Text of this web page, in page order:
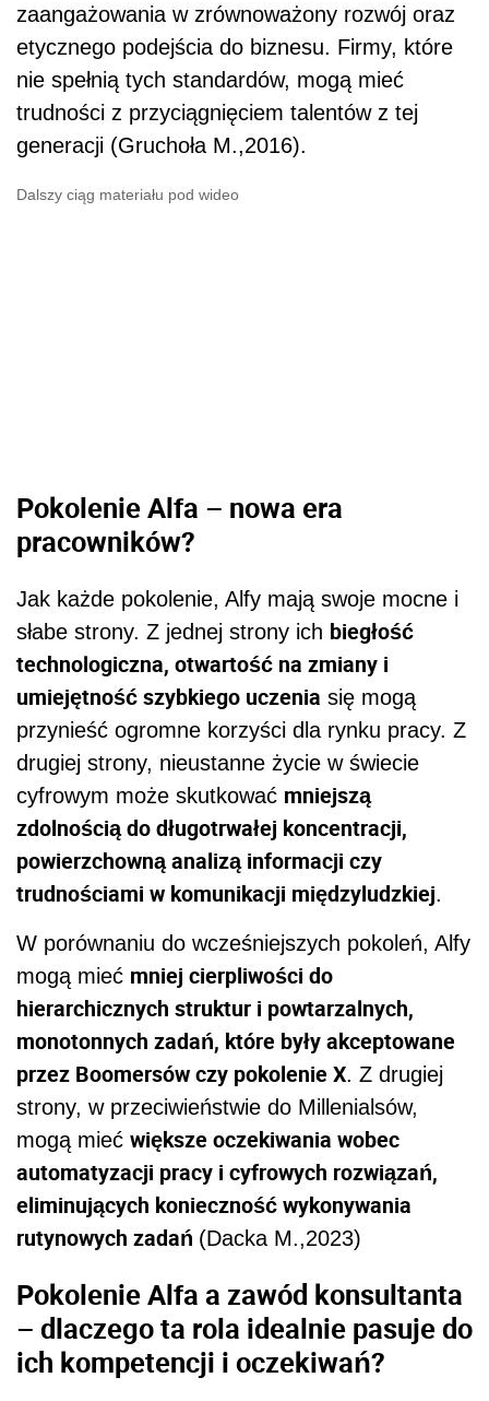
zaangażowania w zrównoważony rozwój oraz
etycznego podejścia do biznesu. Firmy, które
nie spełnią tych standardów, mogą mieć
trudności z przyciągnięciem talentów z tej
generacji (Gruchoła M.,2016).
Dalszy ciąg materiału pod wideo
Pokolenie Alfa – nowa era
pracowników?
Jak każde pokolenie, Alfy mają swoje mocne i
słabe strony. Z jednej strony ich biegłość
technologiczna, otwartość na zmiany i
umiejętność szybkiego uczenia się mogą
przynieść ogromne korzyści dla rynku pracy. Z
drugiej strony, nieustanne życie w świecie
cyfrowym może skutkować mniejszą
zdolnością do długotrwałej koncentracji,
powierzchowną analizą informacji czy
trudnościami w komunikacji międzyludzkiej.
W porównaniu do wcześniejszych pokoleń, Alfy
mogą mieć mniej cierpliwości do
hierarchicznych struktur i powtarzalnych,
monotonnych zadań, które były akceptowane
przez Boomersów czy pokolenie X. Z drugiej
strony, w przeciwieństwie do Millenialsów,
mogą mieć większe oczekiwania wobec
automatyzacji pracy i cyfrowych rozwiązań,
eliminujących konieczność wykonywania
rutynowych zadań (Dacka M.,2023)
Pokolenie Alfa a zawód konsultanta
– dlaczego ta rola idealnie pasuje do
ich kompetencji i oczekiwań?